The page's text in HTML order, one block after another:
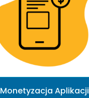
Monetyzacja Aplikacji